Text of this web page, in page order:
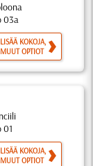
03a
LISÄÄ KOKOJA,
MUUT OPTIOT
01
LISÄÄ KOKOJA,
MUUT OPTIOT